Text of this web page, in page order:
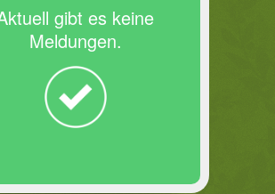
gibt es keine
Meldungen.